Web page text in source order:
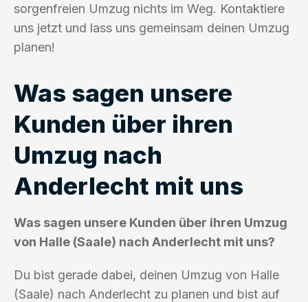
sorgenfreien Umzug nichts im Weg. Kontaktiere
uns jetzt und lass uns gemeinsam deinen Umzug
planen!
Was sagen unsere
Kunden über ihren
Umzug nach
Anderlecht mit uns
Was sagen unsere Kunden über ihren Umzug
von Halle (Saale) nach Anderlecht mit uns?
Du bist gerade dabei, deinen Umzug von Halle
(Saale) nach Anderlecht zu planen und bist auf